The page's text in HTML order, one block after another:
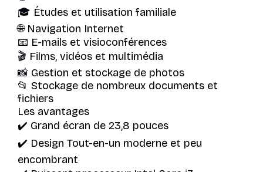
🎓 Études et utilisation familiale
🌐 Navigation Internet
📧 E-mails et visioconférences
🎬 Films, vidéos et multimédia
📸 Gestion et stockage de photos
📂 Stockage de nombreux documents et
fichiers
Les avantages
✔️ Grand écran de 23,8 pouces
✔️ Design Tout-en-un moderne et peu
encombrant